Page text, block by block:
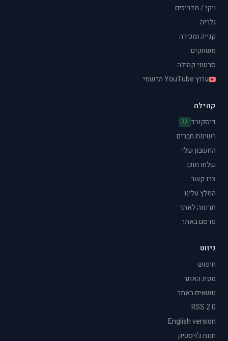
ויקי / מדריכים
גלריה
קנייה ומכירה
משחקים
סרטוני קהילה
ערוץ YouTube הרשמי
קהילה
דיסקורד 77
רשימת חברים
החשבון שלי
שלחו תוכן
צרו קשר
המלץ עלינו
תרומה לאתר
פרסם באתר
ניווט
חיפוש
מפת האתר
נושאים באתר
RSS 2.0
English version
חנות ג'ויסטיק